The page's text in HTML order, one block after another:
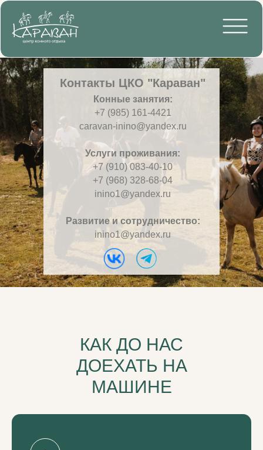
Контакты ЦКО "Караван"
Конные занятия:
+7 (985) 161-4421
caravan-inino@yandex.ru
Услуги проживания:
+7 (910) 083-40-10
+7 (968) 328-68-04
inino1@yandex.ru
Развитие и сотрудничество:
inino1@yandex.ru
КАК ДО НАС
ДОЕХАТЬ НА
МАШИНЕ